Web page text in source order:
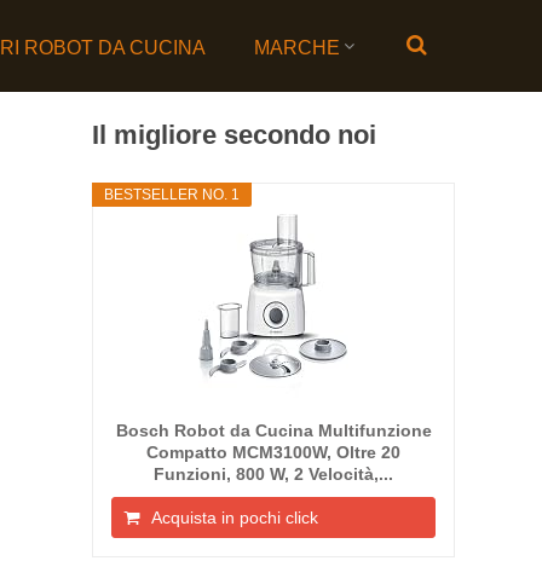
ROBOT DA CUCINA MARCHE
Il migliore secondo noi
BESTSELLER NO. 1
Bosch Robot da Cucina Multifunzione
Compatto MCM3100W, Oltre 20
Funzioni, 800 W, 2 Velocità,...
Acquista in pochi click